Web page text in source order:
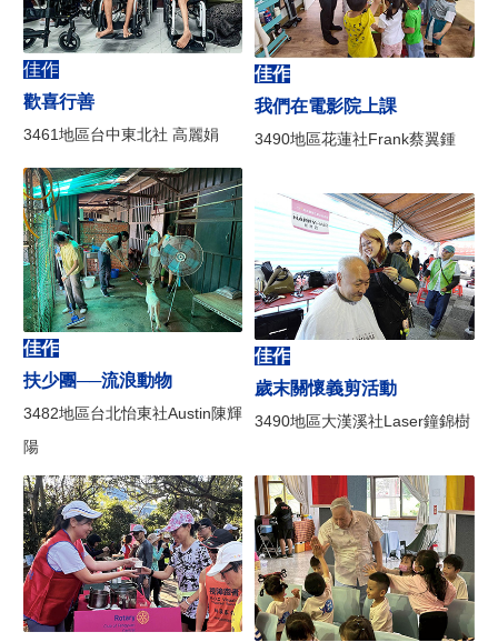
佳作
歡喜行善
3461地區台中東北社 高麗娟
佳作
我們在電影院上課
3490地區花蓮社Frank蔡翼鍾
佳作
扶少團──流浪動物
3482地區台北怡東社Austin陳輝
陽
佳作
歲末關懷義剪活動
3490地區大漢溪社Laser鐘錦樹